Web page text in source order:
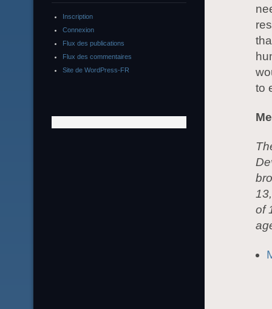
to
of
Inscription
Connexion
Flux des publications
Flux des commentaires
Site de WordPress-FR